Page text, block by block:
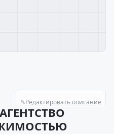
✎Редактировать описание